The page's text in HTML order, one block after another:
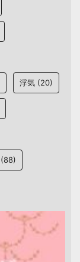
浮気 (20)
(88)